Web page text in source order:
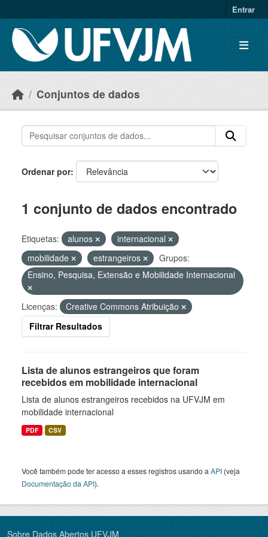
Entrar
Conjuntos de dados
Ordenar por
1 conjunto de dados encontrado
Etiquetas: alunos
internacional
mobilidade
estrangeiros
Grupos:
Ensino, Pesquisa, Extensão e Mobilidade Internacional
Licenças:
Creative Commons Atribuição
Filtrar Resultados
Lista de alunos estrangeiros que foram
recebidos em mobilidade internacional
Lista de alunos estrangeiros recebidos na UFVJM em
mobilidade internacional
PDF CSV
Você também pode ter acesso a esses registros usando a API (veja
Documentação da API).
Sobre Dados Abertos UFVJM